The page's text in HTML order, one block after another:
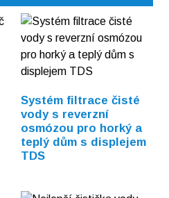
Systém filtrace čisté
vody s reverzní
osmózou pro horký a
teplý dům s displejem
TDS